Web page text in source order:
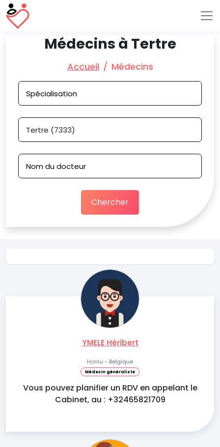
Médecins à Tertre
Accueil Médecins
Chercher
YMELE Héribert
Hornu - Belgique
Médecin généraliste
Vous pouvez planifier un RDV en appelant le
Cabinet, au : +32465821709